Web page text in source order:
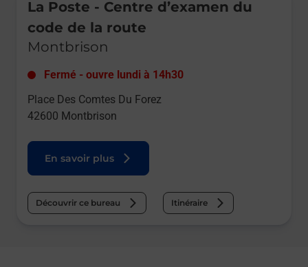
La Poste - Centre d’examen du
code de la route
Montbrison
Fermé - ouvre lundi à 14h30
Place Des Comtes Du Forez
42600 Montbrison
En savoir plus
Découvrir ce bureau Itinéraire